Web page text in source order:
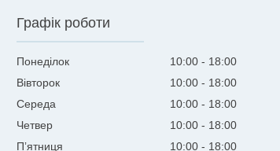
Графік роботи
Понеділок 10:00
18:00
Вівторок
10:00
18:00
Середа
10:00
18:00
Четвер
10:00
18:00
Пʼятниця
10:00 18:00